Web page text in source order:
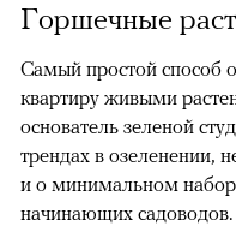
Горшечные
Самый простой способ
квартиру живыми
основатель зеленой
трендах в озеленении,
и о минимальном
начинающих садоводов.